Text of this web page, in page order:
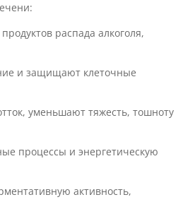
распада алкоголя,
и защищают клеточные
уменьшают тяжесть, тошноту
процессы и энергетическую
активность,